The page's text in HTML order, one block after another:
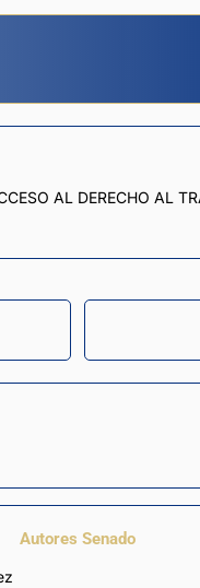
AL DERECHO AL
Autores Senado